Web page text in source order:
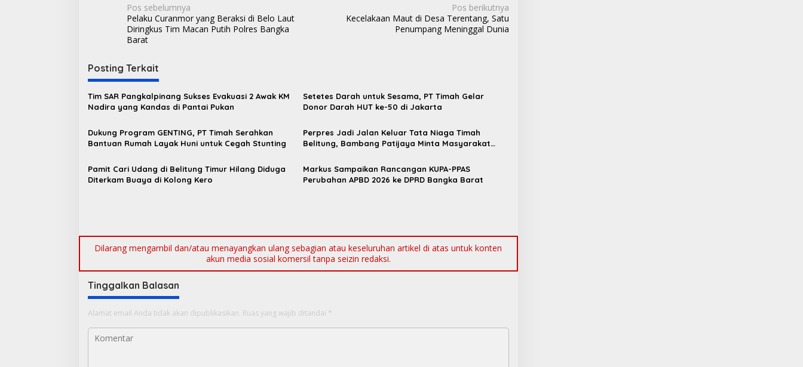
N
a
v
i
g
a
s
i
p
s
Pos sebelumnya
Pelaku Curanmor yang Beraksi di Belo Laut
Diringkus Tim Macan Putih Polres Bangka
Barat
Pos berikutnya
Kecelakaan Maut di Desa Terentang, Satu
Penumpang Meninggal Dunia
Posting Terkait
Tim SAR Pangkalpinang Sukses Evakuasi 2 Awak KM
Nadira yang Kandas di Pantai Pukan
Setetes Darah untuk Sesama, PT Timah Gelar
Donor Darah HUT ke-50 di Jakarta
Dukung Program GENTING, PT Timah Serahkan
Bantuan Rumah Layak Huni untuk Cegah Stunting
Perpres Jadi Jalan Keluar Tata Niaga Timah
Belitung, Bambang Patijaya Minta Masyarakat
Pamit Cari Udang di Belitung Timur Hilang Diduga
Diterkam Buaya di Kolong Kero
Markus Sampaikan Rancangan KUPA-PPAS
Perubahan APBD 2026 ke DPRD Bangka Barat
Dilarang mengambil dan/atau menayangkan ulang sebagian atau keseluruhan artikel di atas untuk konten
akun media sosial komersil tanpa seizin redaksi.
Tinggalkan Balasan
Alamat email Anda tidak akan dipublikasikan. Ruas yang wajib ditandai *